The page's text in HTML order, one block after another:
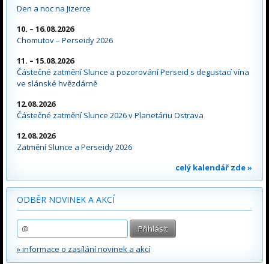
Den a noc na Jizerce
10. – 16.08.2026
Chomutov – Perseidy 2026
11. – 15.08.2026
Částečné zatmění Slunce a pozorování Perseid s degustací vína
ve slánské hvězdárně
12.08.2026
Částečné zatmění Slunce 2026 v Planetáriu Ostrava
12.08.2026
Zatmění Slunce a Perseidy 2026
celý kalendář zde »
ODBĚR NOVINEK A AKCÍ
» informace o zasílání novinek a akcí